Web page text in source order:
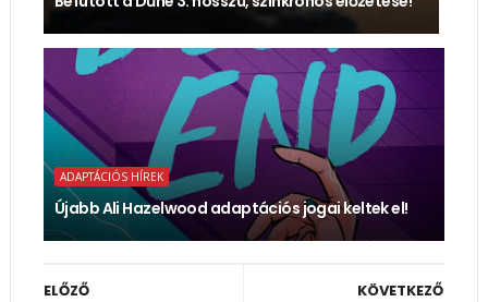
ADAPTÁCIÓS HÍREK
Újabb Ali Hazelwood adaptációs jogai keltek el!
KÖVETKEZŐ
ELŐZŐ